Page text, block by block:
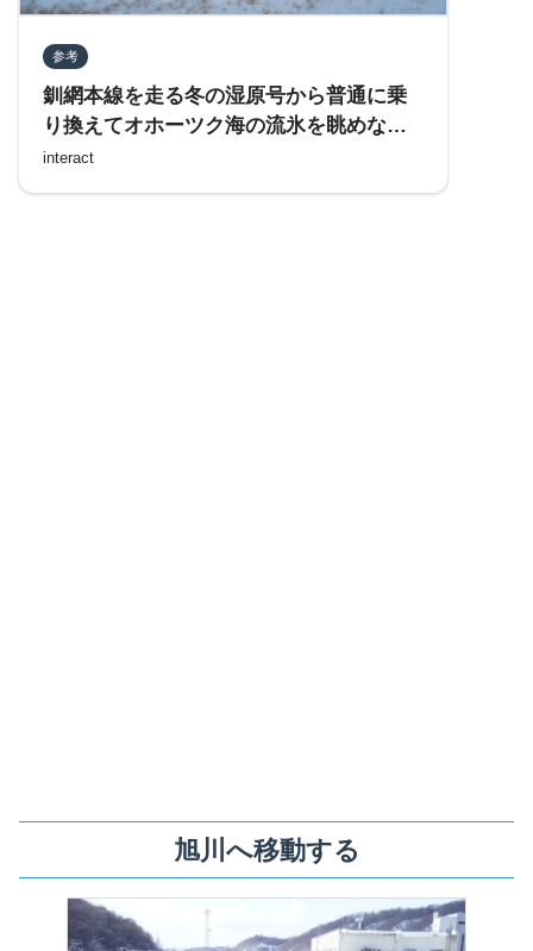
参考
釧網本線を走る冬の湿原号から普通に乗
り換えてオホーツク海の流氷を眺めなが
ら網走へ向かう
interact
旭川へ移動する